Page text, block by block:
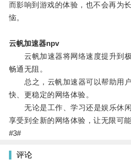
而影响到游戏的体验，也不会再为
恼。
云帆加速器npv
云帆加速器将网络速度提升到极
畅通无阻。
总之，云帆加速器可以帮助用户
快、更稳定的网络体验。
无论是工作、学习还是娱乐休闲
享受到全新的网络体验，让无限可能
#3#
评论